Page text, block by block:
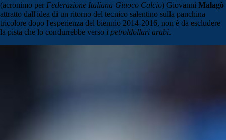
(acronimo per Federazione Italiana Giuoco Calcio) Giovanni Malagò
attratto dall'idea di un ritorno del tecnico salentino sulla panchina
tricolore dopo l'esperienza del biennio 2014-2016, non è da escludere
la pista che lo condurrebbe verso i petroldollari arabi.